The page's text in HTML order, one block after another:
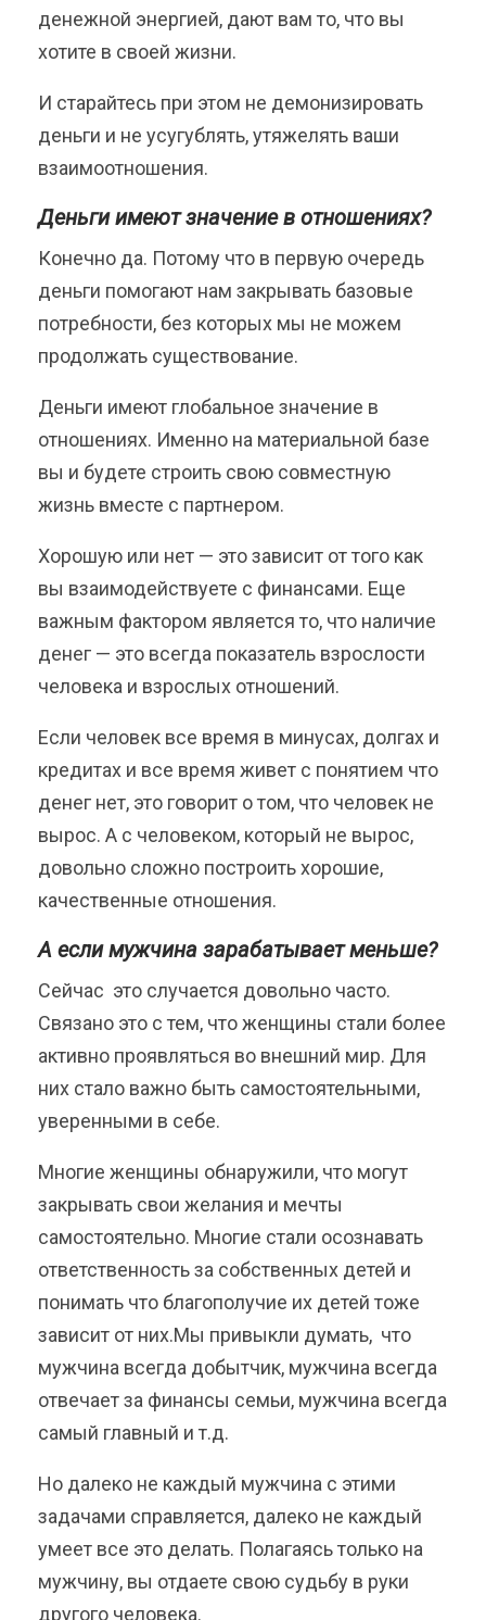
денежной энергией, дают вам то, что вы
хотите в своей жизни.
И старайтесь при этом не демонизировать
деньги и не усугублять, утяжелять ваши
взаимоотношения.
Деньги имеют значение в отношениях?
Конечно да. Потому что в первую очередь
деньги помогают нам закрывать базовые
потребности, без которых мы не можем
продолжать существование.
Деньги имеют глобальное значение в
отношениях. Именно на материальной базе
вы и будете строить свою совместную
жизнь вместе с партнером.
Хорошую или нет — это зависит от того как
вы взаимодействуете с финансами. Еще
важным фактором является то, что наличие
денег — это всегда показатель взрослости
человека и взрослых отношений.
Если человек все время в минусах, долгах и
кредитах и все время живет с понятием что
денег нет, это говорит о том, что человек не
вырос. А с человеком, который не вырос,
довольно сложно построить хорошие,
качественные отношения.
А если мужчина зарабатывает меньше?
Сейчас это случается довольно часто.
Связано это с тем, что женщины стали более
активно проявляться во внешний мир. Для
них стало важно быть самостоятельными,
уверенными в себе.
Многие женщины обнаружили, что могут
закрывать свои желания и мечты
самостоятельно. Многие стали осознавать
ответственность за собственных детей и
понимать что благополучие их детей тоже
зависит от них.Мы привыкли думать, что
мужчина всегда добытчик, мужчина всегда
отвечает за финансы семьи, мужчина всегда
самый главный и т.д.
Но далеко не каждый мужчина с этими
задачами справляется, далеко не каждый
умеет все это делать. Полагаясь только на
мужчину, вы отдаете свою судьбу в руки
другого человека.